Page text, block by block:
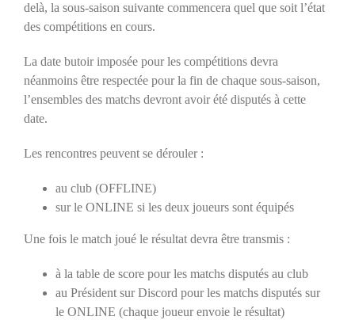
delà, la sous-saison suivante commencera quel que soit l’état
des compétitions en cours.
La date butoir imposée pour les compétitions devra
néanmoins être respectée pour la fin de chaque sous-saison,
l’ensembles des matchs devront avoir été disputés à cette
date.
Les rencontres peuvent se dérouler :
au club (OFFLINE)
sur le ONLINE si les deux joueurs sont équipés
Une fois le match joué le résultat devra être transmis :
à la table de score pour les matchs disputés au club
au Président sur Discord pour les matchs disputés sur
le ONLINE (chaque joueur envoie le résultat)